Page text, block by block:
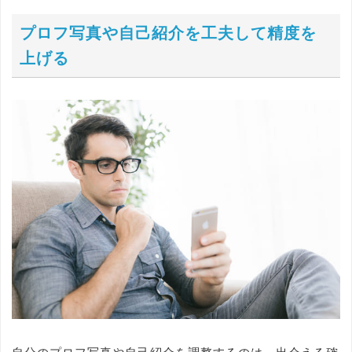
プロフ写真や自己紹介を工夫して精度を
上げる